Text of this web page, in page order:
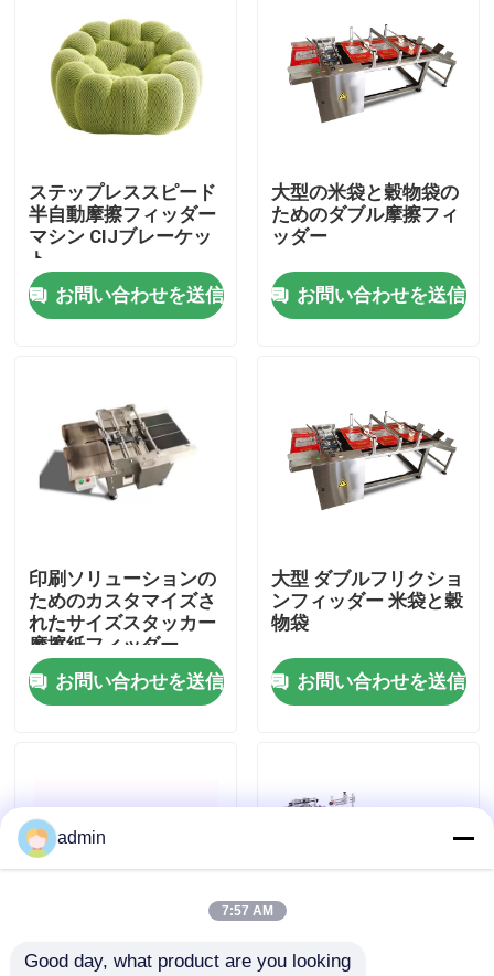
ビデオ
工場 ツアー
品質管理
ニュース
引金 を 求め て ください
ステップレススピード
半自動摩擦フィッダー
マシン CIJブレーケッ
ト
お問い合わせを送信
大型の米袋と穀物袋の
ためのダブル摩擦フィ
ッダー
お問い合わせを送信
印刷ソリューションの
ためのカスタマイズさ
れたサイズスタッカー
摩擦紙フィッダー
お問い合わせを送信
大型 ダブルフリクショ
ンフィッダー 米袋と穀
物袋
お問い合わせを送信
電子変数周波数摩擦フ ステップレススピード
admin
7:57 AM
Good day, what product are you looking